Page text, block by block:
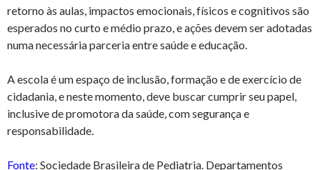
retorno às aulas, impactos emocionais, físicos e cognitivos são
esperados no curto e médio prazo, e ações devem ser adotadas
numa necessária parceria entre saúde e educação.
A escola é um espaço de inclusão, formação e de exercício de
cidadania, e neste momento, deve buscar cumprir seu papel,
inclusive de promotora da saúde, com segurança e
responsabilidade.
Fonte: Sociedade Brasileira de Pediatria. Departamentos